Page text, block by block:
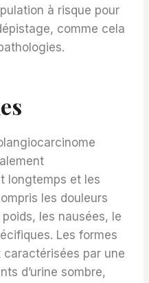
à risque pour
comme cela
longtemps et les
les douleurs
les nausées, le
Les formes
caractérisées par une
d’urine sombre,